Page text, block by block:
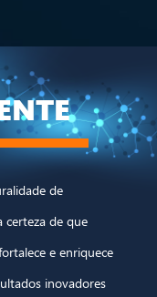
de
certeza de que
e enriquece
inovadores